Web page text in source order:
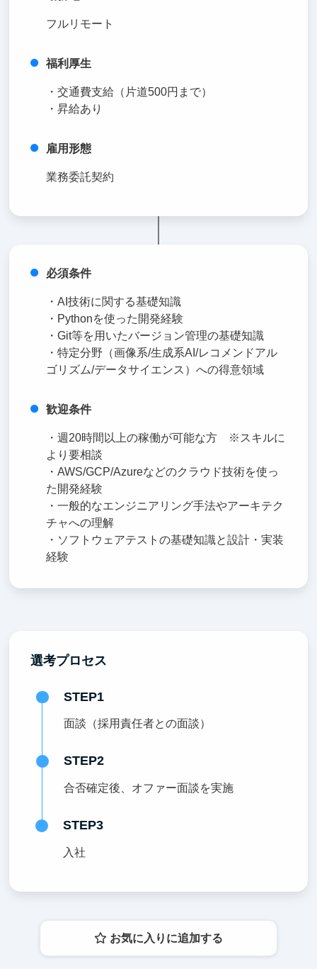
フルリモート
福利厚生
・交通費支給（片道500円まで）
・昇給あり
雇用形態
業務委託契約
必須条件
・AI技術に関する基礎知識
・Pythonを使った開発経験
・Git等を用いたバージョン管理の基礎知識
・特定分野（画像系/生成系AI/レコメンドアル
ゴリズム/データサイエンス）への得意領域
歓迎条件
・週20時間以上の稼働が可能な方 ※スキルに
より要相談
・AWS/GCP/Azureなどのクラウド技術を使っ
た開発経験
・一般的なエンジニアリング手法やアーキテク
チャへの理解
・ソフトウェアテストの基礎知識と設計・実装
経験
選考プロセス
STEP1
面談（採用責任者との面談）
STEP2
合否確定後、オファー面談を実施
STEP3
入社
お気に入りに追加する